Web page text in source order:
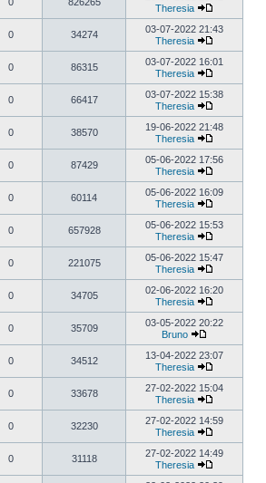
Theresia
0 34274
03-07-2022 21:43
Theresia
0 86315
03-07-2022 16:01
Theresia
0 66417
03-07-2022 15:38
Theresia
0 38570
19-06-2022 21:48
Theresia
0 87429
05-06-2022 17:56
Theresia
0 60114
05-06-2022 16:09
Theresia
0 657928
05-06-2022 15:53
Theresia
0 221075
05-06-2022 15:47
Theresia
0 34705
02-06-2022 16:20
Theresia
0 35709
03-05-2022 20:22
Bruno
0 34512
13-04-2022 23:07
Theresia
0 33678
27-02-2022 15:04
Theresia
0 32230
27-02-2022 14:59
Theresia
0 31118
27-02-2022 14:49
Theresia